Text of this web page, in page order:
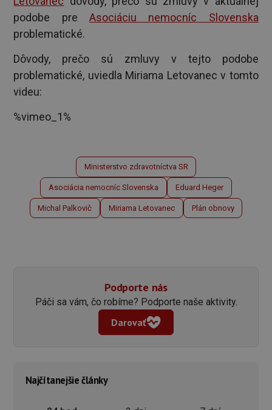
podobe pre Asociáciu nemocníc Slovenska
problematické.
Dôvody, prečo sú zmluvy v tejto podobe
problematické, uviedla Miriama Letovanec v tomto
videu:
%vimeo_1%
Ministerstvo zdravotníctva SR
Asociácia nemocníc Slovenska Eduard Heger
Michal Palkovič Miriama Letovanec Plán obnovy
Podporte nás
Páči sa vám, čo robíme? Podporte naše aktivity.
Darovať
Najčítanejšie články